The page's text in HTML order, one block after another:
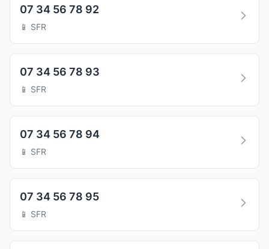
07 34 56 78 92
📱 SFR
07 34 56 78 93
📱 SFR
07 34 56 78 94
📱 SFR
07 34 56 78 95
📱 SFR